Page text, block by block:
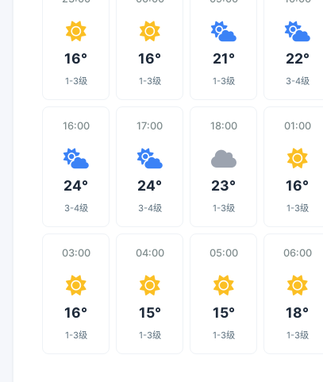
16°
1-3级
16°
1-3级
21°
1-3级
22°
3-4级
16:00
24°
3-4级
17:00
24°
3-4级
18:00
23°
1-3级
01:00
16°
1-3级
03:00
16°
1-3级
04:00
15°
1-3级
05:00
15°
1-3级
06:00
18°
1-3级